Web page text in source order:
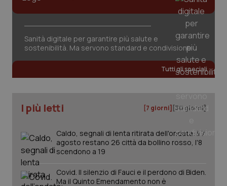
Valle D’Aosta
Veneto
Oncodermatologia
Oncoematologia
Psoriasi & pelle
Quotidiano Cardiologia
Quotidiano Chirurgia
Sanità digitale per garantire più salute e
sostenibilità. Ma servono standard e condivisione
Tutti gli speciali
I più letti [7 giorni] [30 giorni]
Caldo, segnali di lenta ritirata dell'ondata: il 7
agosto restano 26 città da bollino rosso, l'8
scendono a 19
Covid. Il silenzio di Fauci e il perdono di Biden.
Ma il Quinto Emendamento non è
Necessari Statistici Marketing
I cookie necessari contribuiscono a rendere fruibile il
sito web abilitandone funzionalità di base quali la
Nome
Fornitore Dominio
.youtube.com